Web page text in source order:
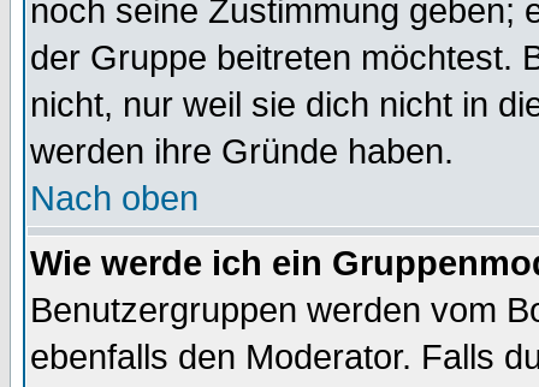
noch seine Zustimmung geben;
der Gruppe beitreten möchtest.
nicht, nur weil sie dich nicht in
werden ihre Gründe haben.
Nach oben
Wie werde ich ein
Benutzergruppen werden vom
ebenfalls den Moderator. Falls